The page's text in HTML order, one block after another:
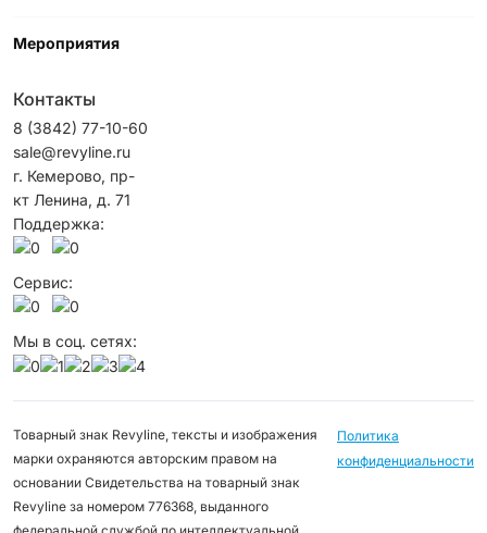
Мероприятия
Контакты
8 (3842) 77-10-60
sale@revyline.ru
г. Кемерово, пр-
кт Ленина, д. 71
Поддержка:
Сервис:
Мы в соц. сетях:
Товарный знак Revyline, тексты и изображения
марки охраняются авторским правом на
основании Свидетельства на товарный знак
Revyline за номером 776368, выданного
Политика
конфиденциальности